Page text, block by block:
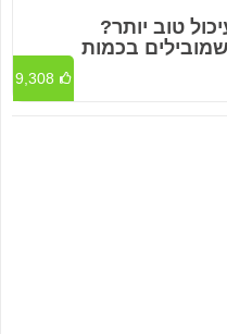
טוב יותר?
בכמות
9,308